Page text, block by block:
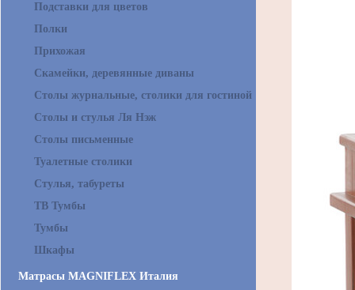
Подставки для цветов
Полки
Прихожая
Скамейки, деревянные диваны
Столы журнальные, столики для гостиной
Столы и стулья Ля Нэж
Столы письменные
Туалетные столики
Стулья, табуреты
ТВ Тумбы
Тумбы
Шкафы
Матрасы MAGNIFLEX Италия